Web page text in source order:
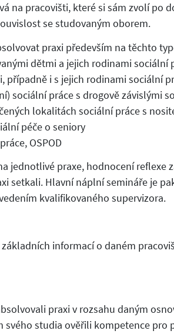
na pracovišti, které si sám zvolí po
se studovaným oborem.
praxi především na těchto
dětmi a jejich rodinami sociální
i s jejich rodinami sociální
sociální práce s drogově závislými
lokalitách sociální práce s
péče o seniory
OSPOD
jednotlivé praxe, hodnocení reflexe
setkali. Hlavní náplní semináře je
kvalifikovaného supervizora.
informací o daném
praxi v rozsahu daným
svého studia ověřili kompetence pro